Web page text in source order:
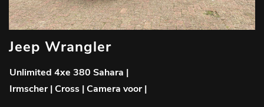
Jeep Wrangler
Unlimited 4xe 380 Sahara |
Irmscher | Cross | Camera voor |